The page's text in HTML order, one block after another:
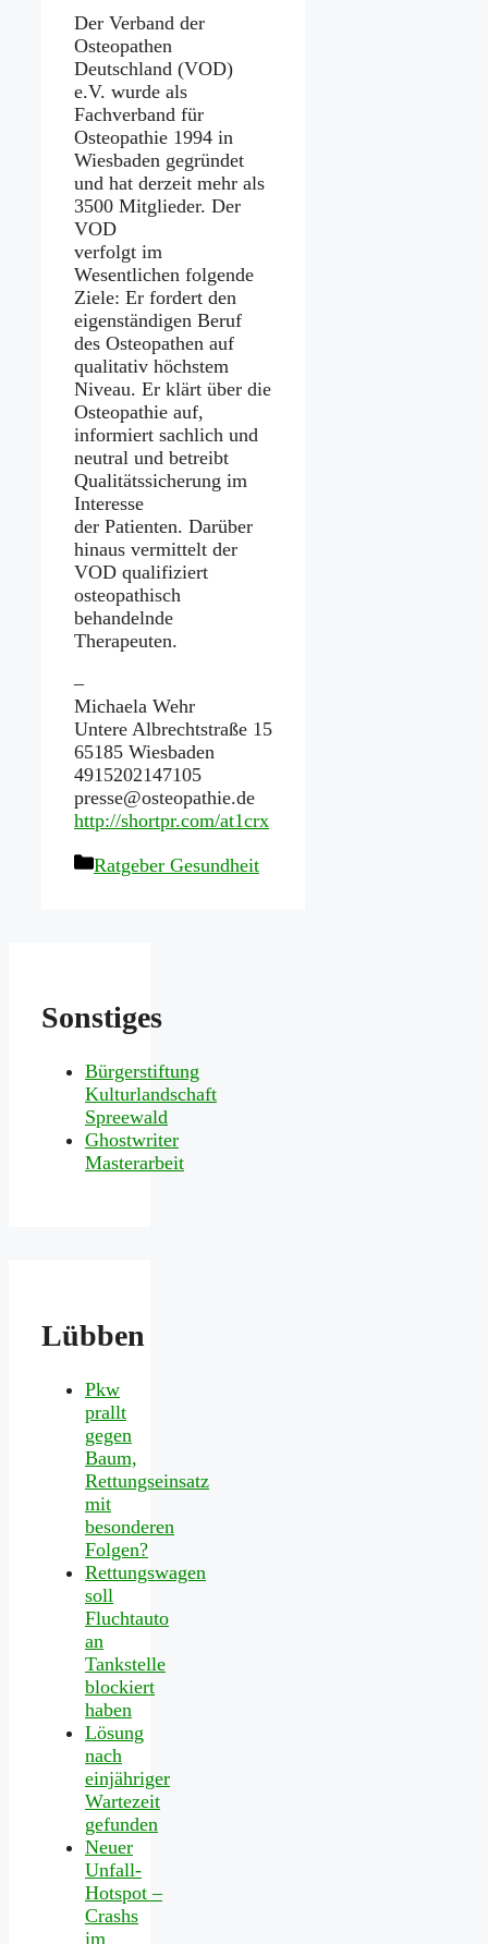
Der Verband der
Osteopathen
Deutschland (VOD)
e.V. wurde als
Fachverband für
Osteopathie 1994 in
Wiesbaden gegründet
und hat derzeit mehr als
3500 Mitglieder. Der
VOD
verfolgt im
Wesentlichen folgende
Ziele: Er fordert den
eigenständigen Beruf
des Osteopathen auf
qualitativ höchstem
Niveau. Er klärt über die
Osteopathie auf,
informiert sachlich und
neutral und betreibt
Qualitätssicherung im
Interesse
der Patienten. Darüber
hinaus vermittelt der
VOD qualifiziert
osteopathisch
behandelnde
Therapeuten.
–
Michaela Wehr
Untere Albrechtstraße 15
65185 Wiesbaden
4915202147105
presse@osteopathie.de
http://shortpr.com/at1crx
Kategorien
Ratgeber Gesundheit
Sonstiges
Bürgerstiftung
Kulturlandschaft
Spreewald
Ghostwriter
Masterarbeit
Lübben
Pkw
prallt
gegen
Baum,
Rettungseinsatz
mit
besonderen
Folgen?
Rettungswagen
soll
Fluchtauto
an
Tankstelle
blockiert
haben
Lösung
nach
einjähriger
Wartezeit
gefunden
Neuer
Unfall-
Hotspot –
Crashs
im